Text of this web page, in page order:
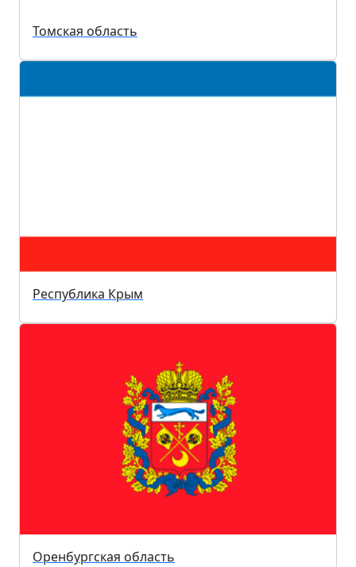
Томская область
Республика Крым
Оренбургская область